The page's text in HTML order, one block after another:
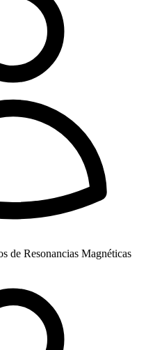
de Resonancias Magnéticas